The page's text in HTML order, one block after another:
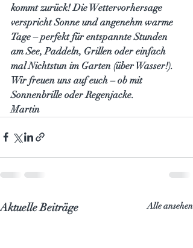
kommt zurück! Die Wettervorhersage
verspricht Sonne und angenehm warme
Tage – perfekt für entspannte Stunden
am See, Paddeln, Grillen oder einfach
mal Nichtstun im Garten (über Wasser!).
Wir freuen uns auf euch – ob mit
Sonnenbrille oder Regenjacke.
Martin
Aktuelle Beiträge Alle ansehen